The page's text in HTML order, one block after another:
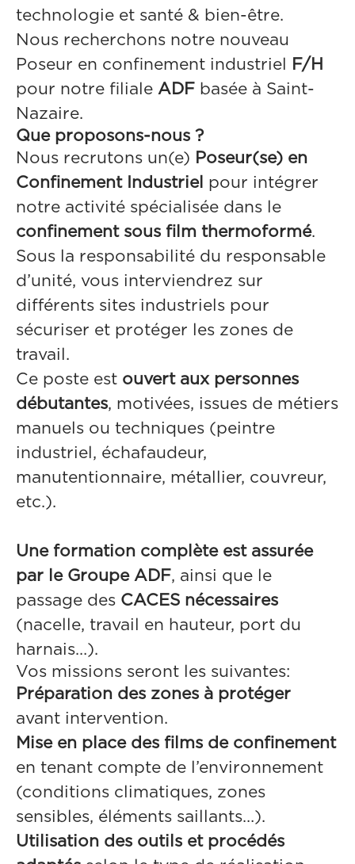
technologie et santé & bien-être.
Nous recherchons notre nouveau
Poseur en confinement industriel
F/H
pour notre filiale ADF basée à Saint-
Nazaire.
Que proposons-nous ?
Nous recrutons un(e) Poseur(se) en
Confinement Industriel pour intégrer
notre activité spécialisée dans le
confinement sous film thermoformé.
Sous la responsabilité du responsable
d’unité, vous interviendrez sur
différents sites industriels pour
sécuriser et protéger les zones de
travail.
Ce poste est ouvert aux personnes
débutantes, motivées, issues de métiers
manuels ou techniques (peintre
industriel, échafaudeur,
manutentionnaire, métallier, couvreur,
etc.).
Une formation complète est assurée
par le Groupe ADF, ainsi que le
passage des CACES nécessaires
(nacelle, travail en hauteur, port du
harnais…).
Vos missions seront les suivantes:
Préparation des zones à protéger
avant intervention.
Mise en place des films de confinement
en tenant compte de l’environnement
(conditions climatiques, zones
sensibles, éléments saillants…).
Utilisation des outils et procédés